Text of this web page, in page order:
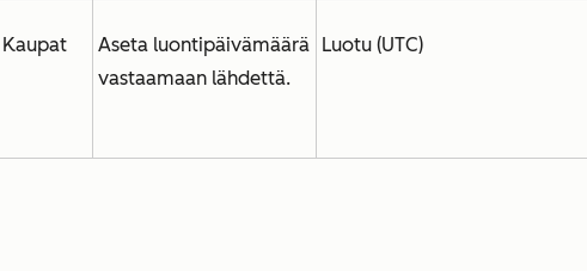
Kaupat Aseta luontipäivämäärä
vastaamaan lähdettä.
Luotu (UTC)